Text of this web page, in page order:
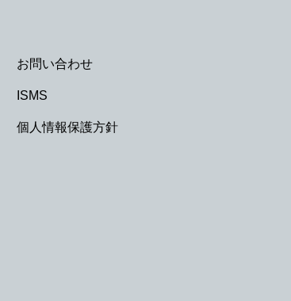
お問い合わせ
ISMS
個人情報保護方針